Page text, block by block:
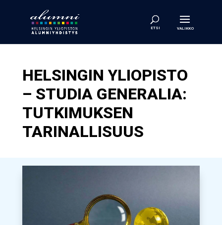
HELSINGIN YLIOPISTO
– STUDIA GENERALIA:
TUTKIMUKSEN
TARINALLISUUS